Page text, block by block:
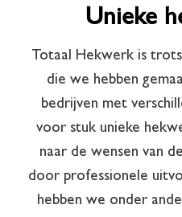
Unieke
Totaal Hekwerk is
die we hebben
bedrijven met
voor stuk unieke
naar de wensen van
door professionele
hebben we onder